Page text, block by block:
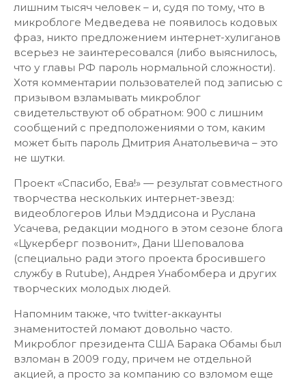
лишним тысяч человек – и, судя по тому, что в
микроблоге Медведева не появилось кодовых
фраз, никто предложением интернет-хулиганов
всерьез не заинтересовался (либо выяснилось,
что у главы РФ пароль нормальной сложности).
Хотя комментарии пользователей под записью с
призывом взламывать микроблог
свидетельствуют об обратном: 900 с лишним
сообщений с предположениями о том, каким
может быть пароль Дмитрия Анатольевича – это
не шутки.
Проект «Спасибо, Ева!» — результат совместного
творчества нескольких интернет-звезд:
видеоблогеров Ильи Мэддисона и Руслана
Усачева, редакции модного в этом сезоне блога
«Цукерберг позвонит», Дани Шеповалова
(специально ради этого проекта бросившего
службу в Rutube), Андрея Унабомбера и других
творческих молодых людей.
Напомним также, что twitter-аккаунты
знаменитостей ломают довольно часто.
Микроблог президента США Барака Обамы был
взломан в 2009 году, причем не отдельной
акцией, а просто за компанию со взломом еще